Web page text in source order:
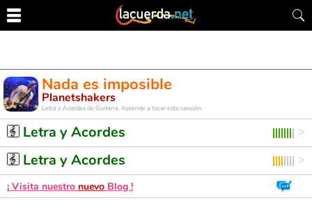
Nada es imposible
Planetshakers
Letra y Acordes de Guitarra. Aprende a tocar esta canción
Letra y Acordes
Letra y Acordes
¡ Visita nuestro nuevo Blog !